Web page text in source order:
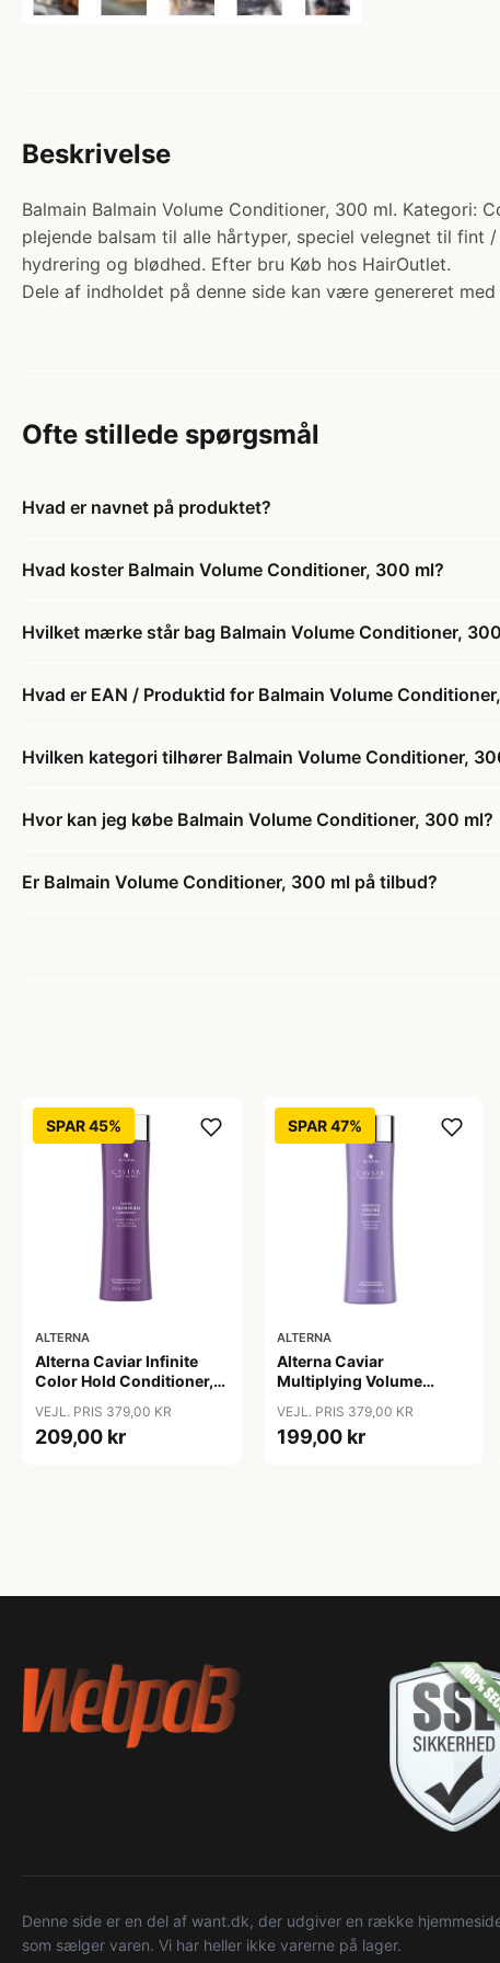
Beskrivelse
Balmain Balmain Volume Conditioner, 300 ml. Kategori:
plejende balsam til alle hårtyper, speciel velegnet til fint
hydrering og blødhed. Efter bru Køb hos HairOutlet.
Dele af indholdet på denne side kan være genereret
Ofte stillede spørgsmål
Hvad er navnet på produktet?
Hvad koster Balmain Volume Conditioner, 300 ml?
Hvilket mærke står bag Balmain Volume Conditioner,
Hvad er EAN / Produktid for Balmain Volume
Hvilken kategori tilhører Balmain Volume Conditioner,
Hvor kan jeg købe Balmain Volume Conditioner, 300 ml?
Er Balmain Volume Conditioner, 300 ml på tilbud?
SPAR 45%
ALTERNA
Alterna Caviar Infinite
Color Hold Conditioner,
VEJL. PRIS 379,00 KR
209,00 kr
SPAR 47%
ALTERNA
Alterna Caviar
Multiplying Volume
VEJL. PRIS 379,00 KR
199,00 kr
Denne side er en del af want.dk, der udgiver en række
som sælger varen. Vi har heller ikke varerne på lager.